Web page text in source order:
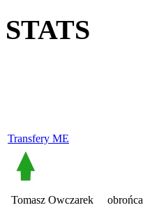
STATS
Transfery ME
Tomasz Owczarek obrońca